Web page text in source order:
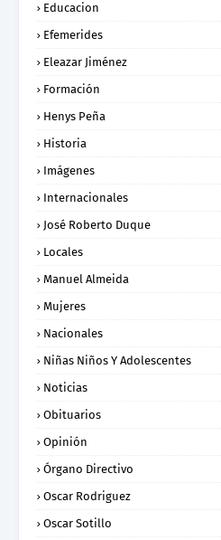
Educacion
Efemerides
Eleazar Jiménez
Formación
Henys Peña
Historia
Imágenes
Internacionales
José Roberto Duque
Locales
Manuel Almeida
Mujeres
Nacionales
Niñas Niños Y Adolescentes
Noticias
Obituarios
Opinión
Órgano Directivo
Oscar Rodriguez
Oscar Sotillo